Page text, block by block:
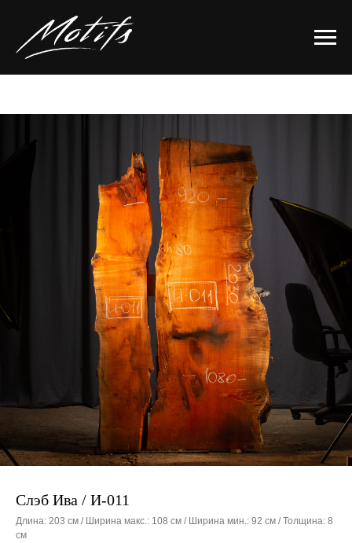
Слэб Ива / И-011
Длина: 203 см / Ширина макс.: 108 см / Ширина мин.: 92 см / Толщина: 8
см